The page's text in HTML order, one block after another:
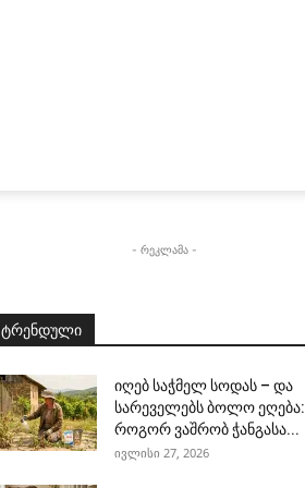
- რეკლამა -
ტრენდული
იღებ საჭმელ სოდას – და
სარეველებს ბოლო ეღება:
როგორ ვაშრობ ჭანგასა...
ივლისი 27, 2026